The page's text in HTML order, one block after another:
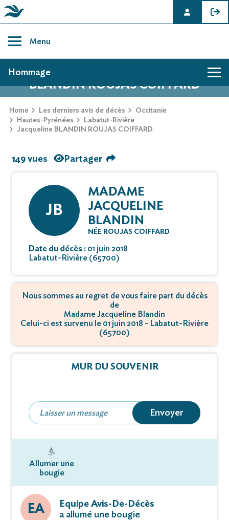
content
Menu
AVIS DE DÉCÈS DE JACQUELINE
BLANDIN ROUJAS COIFFARD
Home Les derniers avis de décès
Occitanie
Hautes-Pyrénées
Labatut-Rivière
Jacqueline BLANDIN ROUJAS COIFFARD
Hommage
149 vues Partager
JB
MADAME
JACQUELINE
BLANDIN
NÉE ROUJAS COIFFARD
Date du décès : 01 juin 2018
Labatut-Rivière (65700)
Nous sommes au regret de vous faire part du décès
de
Madame Jacqueline Blandin
Celui-ci est survenu le 01 juin 2018 - Labatut-Rivière
(65700)
MUR DU SOUVENIR
Envoyer
Allumer une
bougie
EA
Equipe Avis-De-Décès
a allumé une bougie